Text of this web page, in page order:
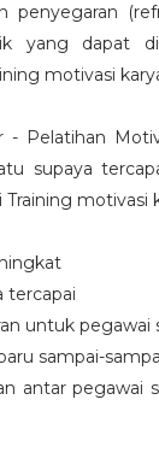
penyegaran
yang dapat
motivasi
- Pelatihan
supaya
motivasi
tercapai
untuk pegawai
sampai-
pegawai